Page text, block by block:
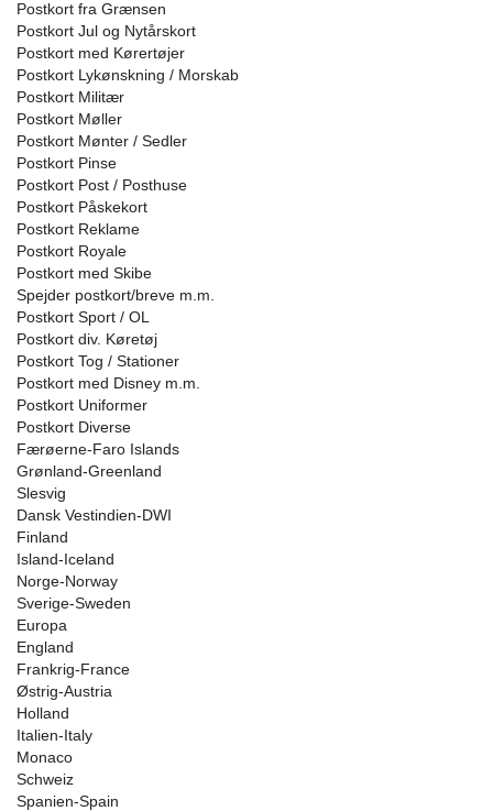
Postkort fra Grænsen
Postkort Jul og Nytårskort
Postkort med Kørertøjer
Postkort Lykønskning / Morskab
Postkort Militær
Postkort Møller
Postkort Mønter / Sedler
Postkort Pinse
Postkort Post / Posthuse
Postkort Påskekort
Postkort Reklame
Postkort Royale
Postkort med Skibe
Spejder postkort/breve m.m.
Postkort Sport / OL
Postkort div. Køretøj
Postkort Tog / Stationer
Postkort med Disney m.m.
Postkort Uniformer
Postkort Diverse
Færøerne-Faro Islands
Grønland-Greenland
Slesvig
Dansk Vestindien-DWI
Finland
Island-Iceland
Norge-Norway
Sverige-Sweden
Europa
England
Frankrig-France
Østrig-Austria
Holland
Italien-Italy
Monaco
Schweiz
Spanien-Spain